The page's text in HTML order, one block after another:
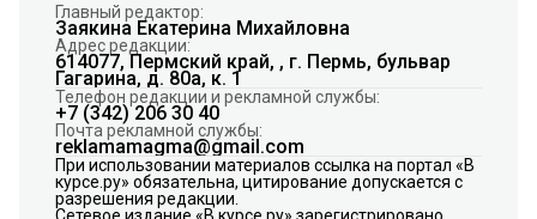
Главный редактор:
Заякина Екатерина Михайловна
Адрес редакции:
614077, Пермский край, , г. Пермь, бульвар
Гагарина, д. 80а, к. 1
Телефон редакции и рекламной службы:
+7 (342) 206 30 40
Почта рекламной службы:
reklamamagma@gmail.com
При использовании материалов ссылка на портал «В
курсе.ру» обязательна, цитирование допускается с
разрешения редакции.
Сетевое издание «В курсе.ру» зарегистрировано